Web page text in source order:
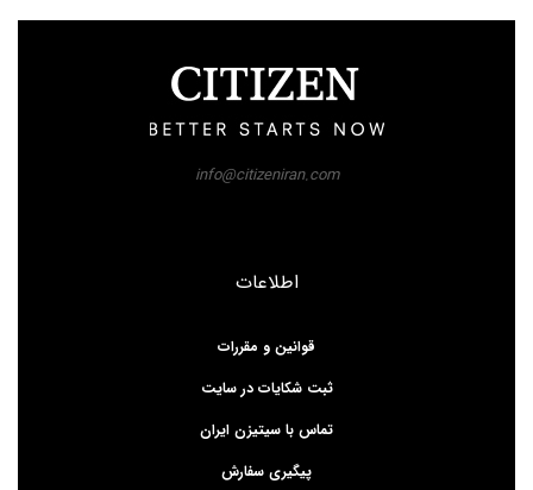
info@citizeniran.com
اطلاعات
قوانین و مقررات
ثبت شکایات در سایت
تماس با سیتیزن ایران
پیگیری سفارش